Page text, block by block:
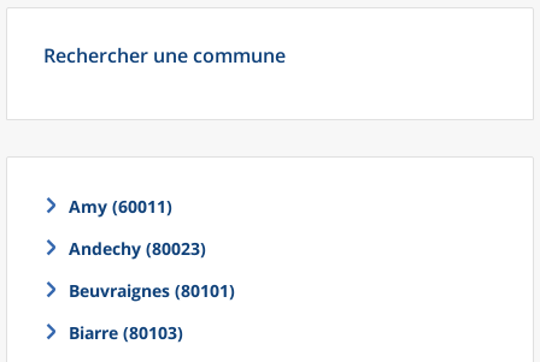
Rechercher une commune
Amy (60011)
Andechy (80023)
Beuvraignes (80101)
Biarre (80103)